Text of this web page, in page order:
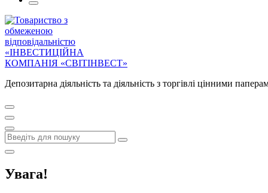
Депозитарна діяльність та діяльність з торгівлі цінними
Увага!